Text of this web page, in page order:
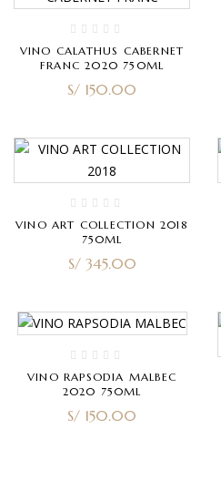
VINO CALATHUS CABERNET
FRANC 2020 750ML
S/ 150.00
VINO ART COLLECTION 2018
750ML
S/345.00
VINO RAPSODIA MALBEC
2020 750ML
S/ 150.00